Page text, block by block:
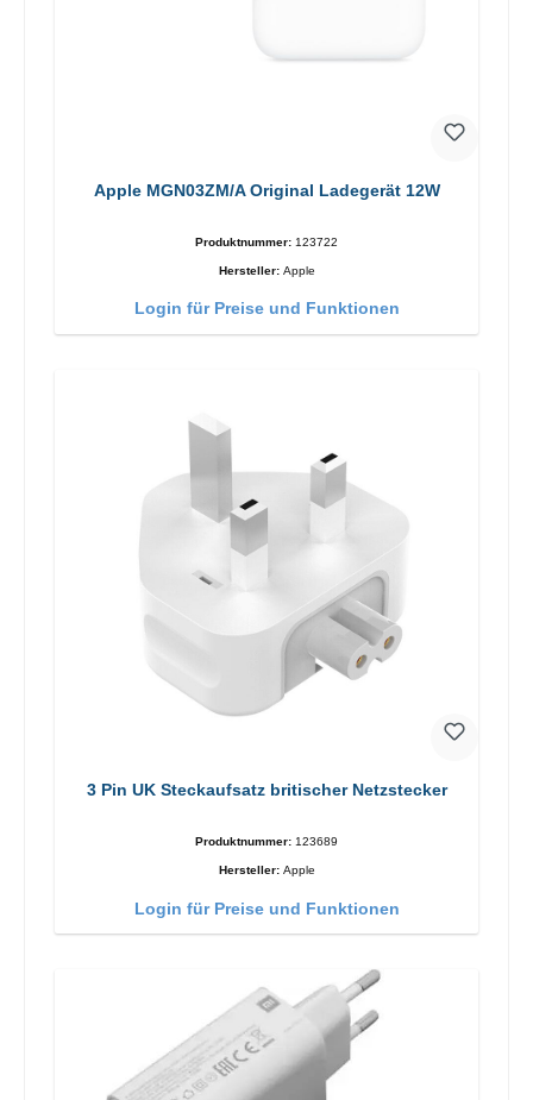
Apple MGN03ZM/A Original Ladegerät 12W
Produktnummer: 123722
Hersteller: Apple
Login für Preise und Funktionen
3 Pin UK Steckaufsatz britischer Netzstecker
Produktnummer: 123689
Hersteller: Apple
Login für Preise und Funktionen